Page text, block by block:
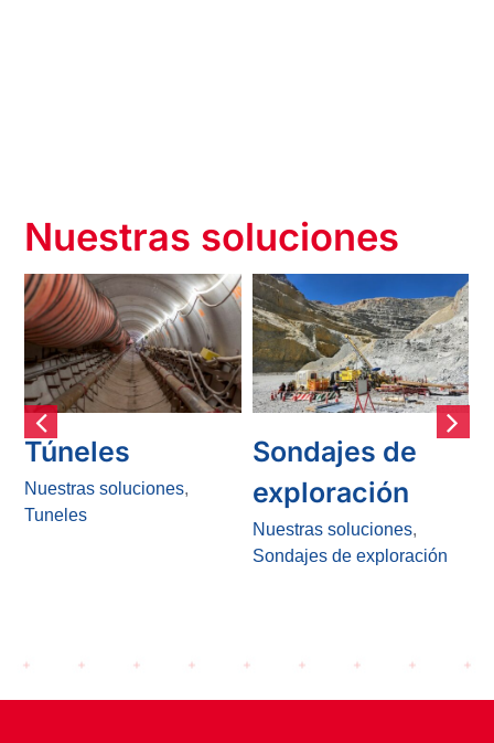
Nuestras soluciones
Túneles
Nuestras soluciones,
Tuneles
Sondajes de
exploración
Nuestras soluciones,
Sondajes de exploración